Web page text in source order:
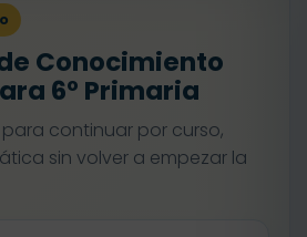
Conocimiento
6º Primaria
continuar por curso,
sin volver a empezar la